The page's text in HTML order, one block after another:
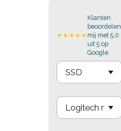
★★★★★
Klanten
beoordelen
mij met 5,0
uit 5 op
Google